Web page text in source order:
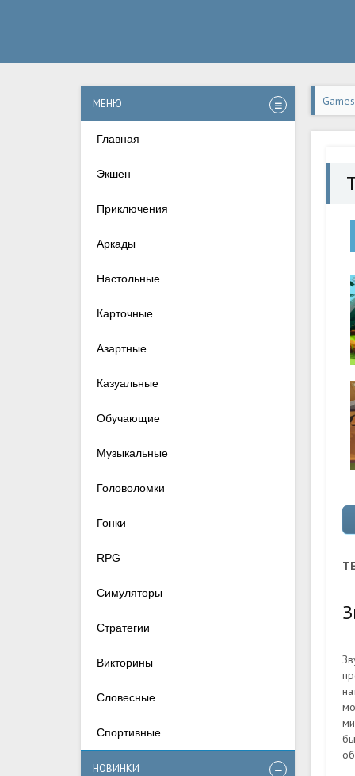
МЕНЮ
Главная
Экшен
Приключения
Аркады
Настольные
Карточные
Азартные
Казуальные
Обучающие
Музыкальные
Головоломки
Гонки
RPG
Симуляторы
Стратегии
Викторины
Словесные
Спортивные
НОВИНКИ